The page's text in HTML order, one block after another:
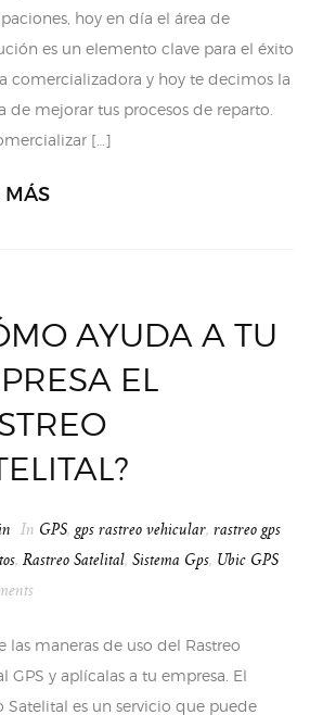
hoy en día el área de
es un elemento clave para el éxito
comercializadora y hoy te decimos la
de mejorar tus procesos de reparto.
[…]
MÁS
AYUDA A TU
EL
In GPS, gps rastreo vehicular, rastreo gps
, Rastreo Satelital, Sistema Gps, Ubic GPS
las maneras de uso del Rastreo
GPS y aplícalas a tu empresa. El
Satelital es un servicio que puede